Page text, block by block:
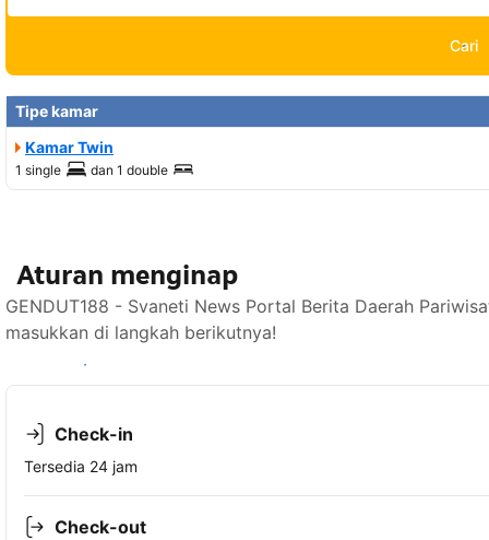
Cari
Tipe kamar
Kamar Twin
1 single dan 1 double
Aturan menginap
GENDUT188 - Svaneti News Portal Berita Daerah
masukkan di langkah berikutnya!
Lihat ketersediaan
Check-in
Tersedia 24 jam
Check-out